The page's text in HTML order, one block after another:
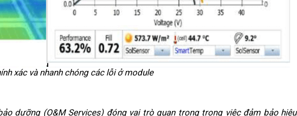
xác và nhanh chóng các lỗi ở module
dưỡng (O&M Services) đóng vai trò quan trọng trong việc đảm bảo hiệu